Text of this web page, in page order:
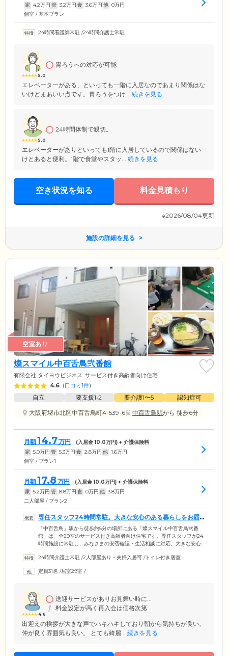
家 4.2万円 管 3.2万円 食 3.6万円 他 0万円
個室 / 基本プラン
24時間看護師常駐 /24時間介護士常駐
5.0
胃ろうへの対応が可能
エレベーターがある、といっても一階に入居なのであまり関係はな
いけどまあいい点です。胃ろうをつけ... 続きを見る
5.0
24時間体制で親切。
エレベーターがありといっても1階に入居しているので関係はない
けとあると便利。1階で食堂やスタッ... 続きを見る
空き状況を知る 料金見積もり
※2026/08/04更新
施設の詳細を見る
空室あり
燦スマイル中百舌鳥弐番館
有限会社 タイヨウビジネス サービス付き高齢者向け住宅
4.6 (口コミ1件)
自立 要支援1•2 要介護1〜5
認知症可
大阪府堺市北区中百舌鳥町4-539-6
中百舌鳥駅から 徒歩6分
月額14.7万円 (入居金10.0万円) + 介護保険料
家 5.0万円 管 5.3万円 食 2.8万円 他 1.6万円
個室 / プラン1
月額17.8 万円 (入居金10.0万円) + 介護保険料
家 5.2万円 管 8.8万円 食 0万円 他 3.8万円
二人部屋 / プラン2
専任スタッフ24時間常駐。大きな安心のある暮らしをお届
けします
「中百舌鳥」駅から徒歩約5分の場所にある「燦スマイル中百舌鳥弐番
館」は、全29室のサービス付き高齢者向け住宅です。専任スタッフが24
時間施設に常駐し、みなさまの安否確認・生活相談に対応。大きな安心
しは不安」という方に、大変おすすめです。お部屋は全室個室となり、
ち込みいただき、ご自身のお好きな空間にしてお過ごしください。近隣
24時間介護士常駐 /2人部屋あり・夫婦入居可 /トイレ付き居室
定員31名 /居室29室 /
4.6
送迎サービスがありお見舞い時に...
料金設定が高く再入会は価格次第
出迎えの挨拶が大きな声でハキハキしており朝から気持ちが良い。
仲が良く雰囲気も良い。 とても綺麗... 続きを見る